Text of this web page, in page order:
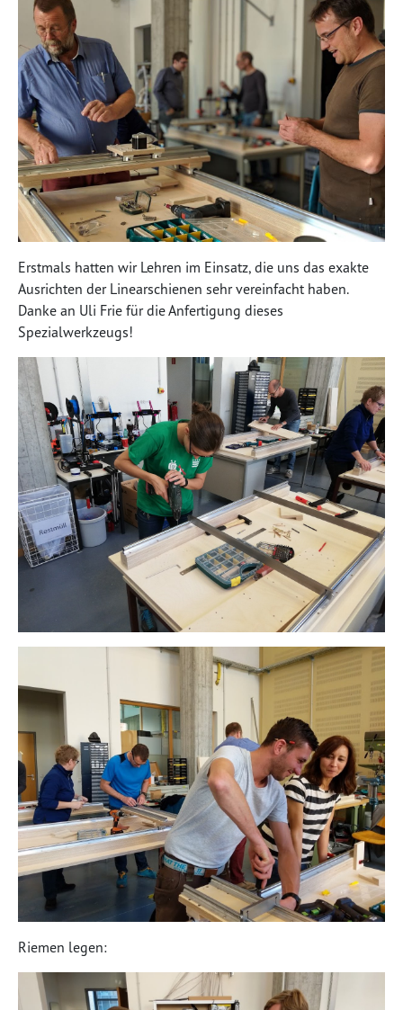
Erstmals hatten wir Lehren im Einsatz, die uns das exakte
Ausrichten der Linearschienen sehr vereinfacht haben.
Danke an Uli Frie für die Anfertigung dieses
Spezialwerkzeugs!
Riemen legen: